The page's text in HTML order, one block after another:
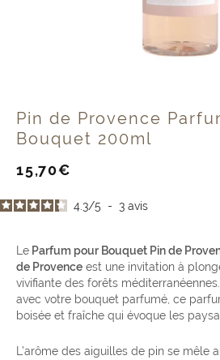
Pin de Provence
Bouquet 200ml
Prix
vente
15,70€
4.3/5 - 3 avis
Le Parfum pour Bouquet Pin de
de Provence est une invitation à
vivifiante des forêts
avec votre bouquet parfumé, ce
boisée et fraîche qui évoque les
L’arôme des aiguilles de pin se mêle